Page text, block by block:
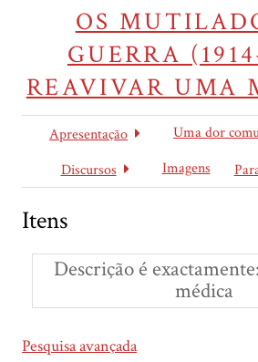
OS
GUERRA
REAVIVAR UMA
Apresentação Uma dor
Discursos
Imagens
Itens
Descrição é exactamente
médica
Pesquisa avançada